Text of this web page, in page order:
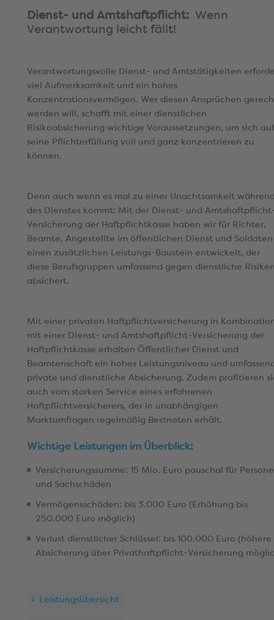
Dienst- und Amtshaftpflicht: Wenn
Verantwortung leicht fällt!
Verantwortungsvolle Dienst- und Amtstätigkeiten
viel Aufmerksamkeit und ein hohes
Konzentrationsvermögen. Wer diesen Ansprüchen
werden will, schafft mit einer dienstlichen
Risikoabsicherung wichtige Voraussetzungen, um sich auf
seine Pflichterfüllung voll und ganz konzentrieren zu
können.
Denn auch wenn es mal zu einer Unachtsamkeit
des Dienstes kommt: Mit der Dienst- und
Versicherung der Haftpflichtkasse haben wir für Richter,
Beamte, Angestellte im öffentlichen Dienst und Soldaten
einen zusätzlichen Leistungs-Baustein entwickelt, der
diese Berufsgruppen umfassend gegen dienstliche
absichert.
Mit einer privaten Haftpflichtversicherung in
mit einer Dienst- und Amtshaftpflicht-Versicherung der
Haftpflichtkasse erhalten Öffentlicher Dienst und
Beamtenschaft ein hohes Leistungsniveau und
private und dienstliche Absicherung. Zudem profitieren
auch vom starken Service eines erfahrenen
Haftpflichtversicherers, der in unabhängigen
Marktumfragen regelmäßig Bestnoten erhält.
Wichtige Leistungen im Überblick:
Versicherungssumme: 15 Mio. Euro pauschal für
und Sachschäden
Vermögensschäden: bis 3.000 Euro (Erhöhung bis
250.000 Euro möglich)
Verlust dienstlicher Schlüssel: bis 100.000 Euro (höhere
Absicherung über Privathaftpflicht-Versicherung
Leistungsübersicht